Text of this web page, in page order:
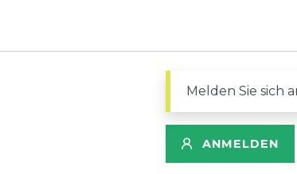
Melden Sie sich
ANMELDEN